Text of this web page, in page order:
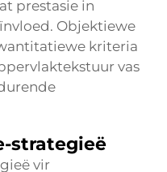
prestasie in
Objektiewe
kriteria
vas
strategieë
vir